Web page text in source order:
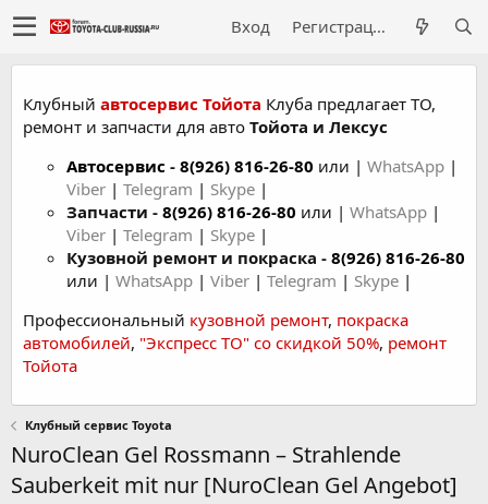
Вход Регистрация
Клубный автосервис Тойота Клуба предлагает ТО,
ремонт и запчасти для авто Тойота и Лексус
Автосервис - 8(926) 816-26-80 или | WhatsApp |
Viber | Telegram | Skype |
Запчасти - 8(926) 816-26-80 или | WhatsApp |
Viber | Telegram | Skype |
Кузовной ремонт и покраска - 8(926) 816-26-80
или | WhatsApp | Viber | Telegram | Skype |
Профессиональный кузовной ремонт, покраска
автомобилей, "Экспресс ТО" со скидкой 50%, ремонт
Тойота
Клубный сервис Toyota
NuroClean Gel Rossmann – Strahlende
Sauberkeit mit nur [NuroClean Gel Angebot]